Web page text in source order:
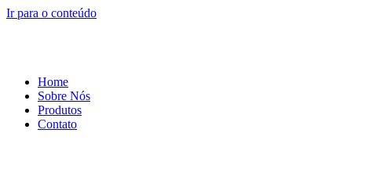
Ir para o conteúdo
Home
Sobre Nós
Produtos
Contato